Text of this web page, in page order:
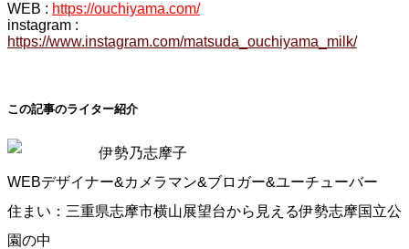
WEB : https://ouchiyama.com/
instagram :
https://www.instagram.com/matsuda_ouchiyama_milk/
この記事のライター紹介
伊勢乃志摩子
WEBデザイナー&カメラマン&ブロガー&ユーチューバー
住まい：三重県志摩市横山展望台から見える伊勢志摩国立公
園の中